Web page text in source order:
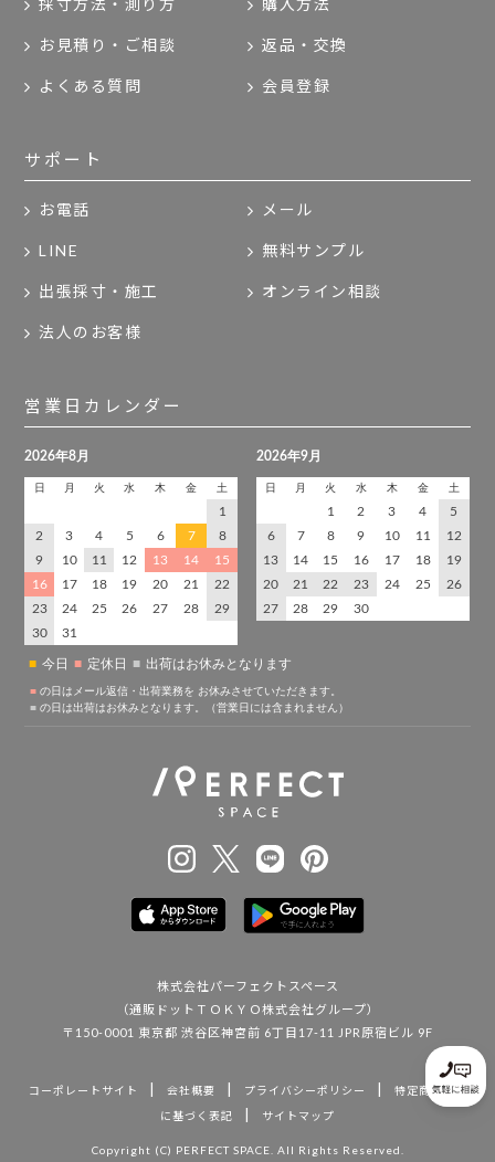
採寸方法・測り方 購入方法
お見積り・ご相談 返品・交換
よくある質問 会員登録
サポート
お電話 メール
LINE 無料サンプル
出張採寸・施工 オンライン相談
法人のお客様
営業日カレンダー
株式会社パーフェクトスペース
（通販ドットＴＯＫＹＯ株式会社グループ）
〒150-0001 東京都 渋谷区神宮前 6丁目17-11 JPR原宿ビル 9F
コーポレートサイト | 会社概要 | プライバシーポリシー |
特定商取引法
に基づく表記
| サイトマップ
Copyright (C) PERFECT SPACE. All Rights Reserved.